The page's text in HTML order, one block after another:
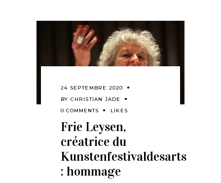
24 SEPTEMBRE 2020
BY CHRISTIAN JADE
0 COMMENTS
LIKES
Frie Leysen,
créatrice du
Kunstenfestivaldesarts
: hommage